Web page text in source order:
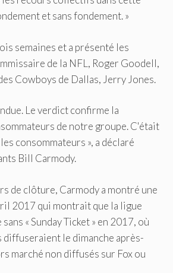
et sans fondement. »
semaines et a présenté les
de la NFL, Roger Goodell,
Cowboys de Dallas, Jerry Jones.
Le verdict confirme la
de notre groupe. C'était
consommateurs », a déclaré
Bill Carmody.
de clôture, Carmody a montré une
2017 qui montrait que la ligue
« Sunday Ticket » en 2017, où
diffuseraient le dimanche après-
marché non diffusés sur Fox ou